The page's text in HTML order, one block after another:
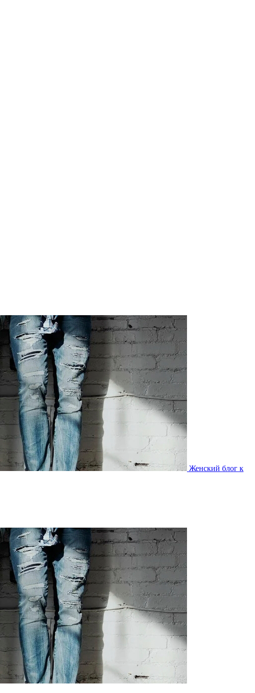
Женский блог к